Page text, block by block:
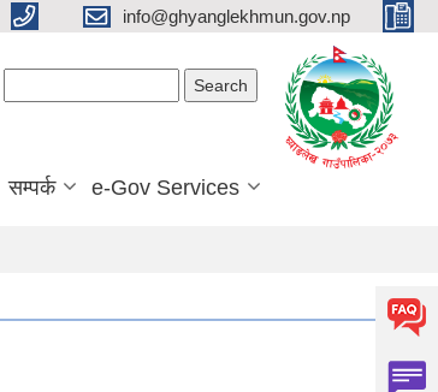
info@ghyanglekhmun.gov.np
सम्पर्क e-Gov Services